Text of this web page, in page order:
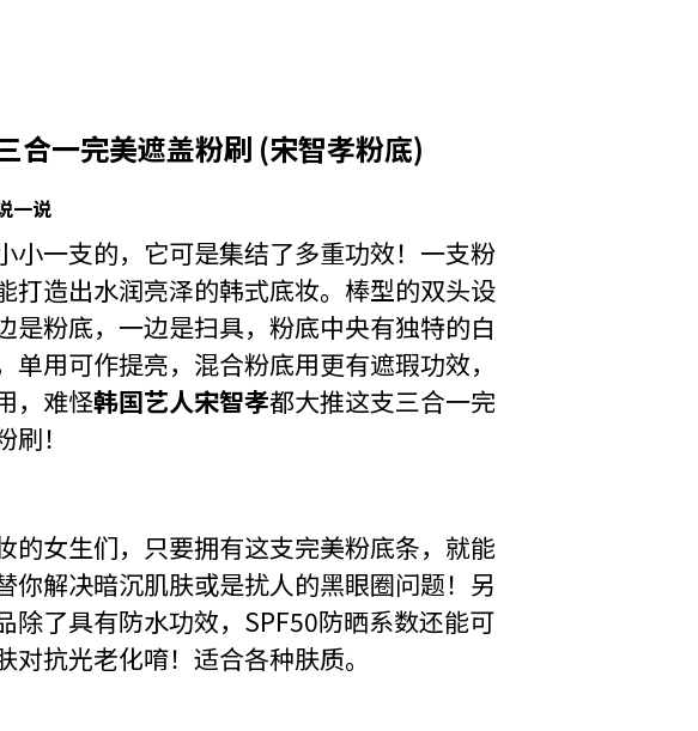
一完美遮盖粉刷 (宋智孝粉底)
一说
小一支的，它可是集结了多重功效！一支粉
打造出水润亮泽的韩式底妆。棒型的双头设
是粉底，­一边是扫具，粉底中央有独特的白
单用可作提亮，混合粉底用更有遮瑕功效，
，难怪韩国艺人宋智孝都大推这支三合一完
刷！
的女生们，只要拥有这支完美粉底条，就能
你解决暗沉肌肤或是扰人的黑眼圈问题！另
除了具有防水功效，SPF50防晒系数还能可
对抗光老化唷！适合各种肤质。